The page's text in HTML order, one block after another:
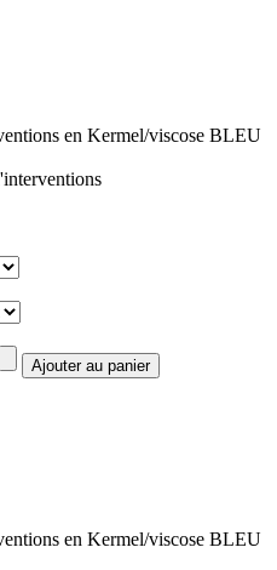
en Kermel/viscose BLEU
en Kermel/viscose BLEU